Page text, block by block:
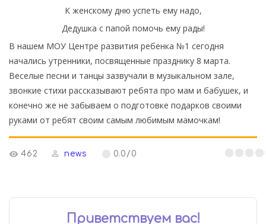
К женскому дню успеть ему надо,
Дедушка с папой помочь ему рады!
В нашем МОУ Центре развития ребенка №1 сегодня
начались утренники, посвященные празднику 8 марта.
Веселые песни и танцы зазвучали в музыкальном зале,
звонкие стихи рассказывают ребята про мам и бабушек, и
конечно же не забываем о подготовке подарков своими
руками от ребят своим самым любимым мамочкам!
462 news 0.0 / 0
Приветствуем вас!